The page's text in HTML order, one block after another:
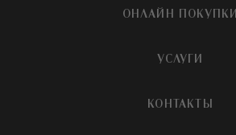
О магазине
Бутики и ПВЗ ЦУМ
ОНЛАЙН ПОКУПКИ
Доставка
УСЛУГИ
КОНТАКТЫ